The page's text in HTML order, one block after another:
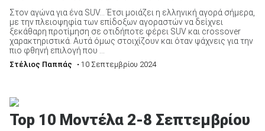
Στον αγώνα για ένα SUV… Έτσι μοιάζει η ελληνική αγορά σήμερα,
με την πλειοψηφία των επίδοξων αγοραστών να δείχνει
ξεκάθαρη προτίμηση σε οτιδήποτε φέρει SUV και crossover
χαρακτηριστικά. Αυτά όμως στοιχίζουν και όταν ψάχνεις για την
πιο φθηνή επιλογή που ...
Στέλιος Παππάς • 10 Σεπτεμβρίου 2024
Top 10 Μοντέλα 2-8 Σεπτεμβρίου